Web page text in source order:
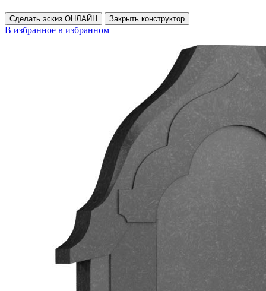
Сделать эскиз ОНЛАЙН Закрыть конструктор
В избранное в избранном